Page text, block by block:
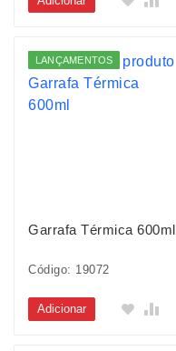
LANÇAMENTOS
Garrafa Térmica 600ml
Código: 19072
Adicionar